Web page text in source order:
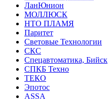
ЛанЮнион
МОЛЛЮСК
НТО ПЛАМЯ
Паритет
Световые Технологии
СКС
Спецавтоматика, Бийск
СПКБ Техно
ТЕКО
Эпотос
ASSA